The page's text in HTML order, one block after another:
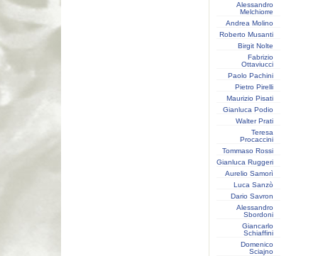
Alessandro
Melchiorre
Andrea Molino
Roberto Musanti
Birgit Nolte
Fabrizio
Ottaviucci
Paolo Pachini
Pietro Pirelli
Maurizio Pisati
Gianluca Podio
Walter Prati
Teresa
Procaccini
Tommaso Rossi
Gianluca Ruggeri
Aurelio Samorì
Luca Sanzò
Dario Savron
Alessandro
Sbordoni
Giancarlo
Schiaffini
Domenico
Sciajno